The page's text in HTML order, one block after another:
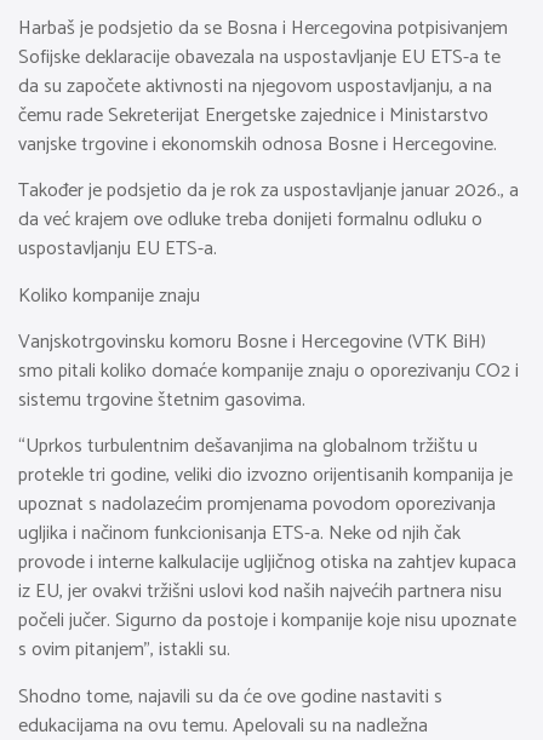
Harbaš je podsjetio da se Bosna i Hercegovina potpisivanjem
Sofijske deklaracije obavezala na uspostavljanje EU ETS-a te
da su započete aktivnosti na njegovom uspostavljanju, a na
čemu rade Sekreterijat Energetske zajednice i Ministarstvo
vanjske trgovine i ekonomskih odnosa Bosne i Hercegovine.
Također je podsjetio da je rok za uspostavljanje januar 2026., a
da već krajem ove odluke treba donijeti formalnu odluku o
uspostavljanju EU ETS-a.
Koliko kompanije znaju
Vanjskotrgovinsku komoru Bosne i Hercegovine (VTK BiH)
smo pitali koliko domaće kompanije znaju o oporezivanju CO2 i
sistemu trgovine štetnim gasovima.
“Uprkos turbulentnim dešavanjima na globalnom tržištu u
protekle tri godine, veliki dio izvozno orijentisanih kompanija je
upoznat s nadolazećim promjenama povodom oporezivanja
ugljika i načinom funkcionisanja ETS-a. Neke od njih čak
provode i interne kalkulacije ugljičnog otiska na zahtjev kupaca
iz EU, jer ovakvi tržišni uslovi kod naših najvećih partnera nisu
počeli jučer. Sigurno da postoje i kompanije koje nisu upoznate
s ovim pitanjem”, istakli su.
Shodno tome, najavili su da će ove godine nastaviti s
edukacijama na ovu temu. Apelovali su na nadležna